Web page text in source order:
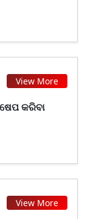
View More
କରିବା
View More